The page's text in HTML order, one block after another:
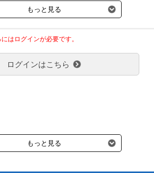
火）より沖縄県へのお届けにつきましては、1
込）が、30,000円以上で配送無料となります。
お願い致します。
回以上に分かれる場合の送料負担は、１回分
発生しません。
商品をご注文の場合は、大型商品送料のみご
もっと見る
はログインが必要です。
ログインはこちら
もっと見る